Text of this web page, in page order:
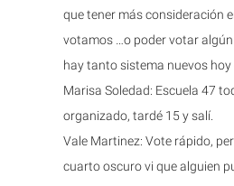
que tener más consideración
votamos …o poder votar
hay tanto sistema nuevos hoy
Marisa Soledad: Escuela 47
organizado, tardé 15 y salí.
Vale Martinez: Vote rápido,
cuarto oscuro vi que alguien